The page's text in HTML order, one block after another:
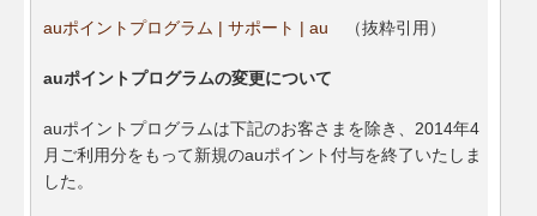
auポイントプログラム | サポート | au （抜粋引用）
auポイントプログラムの変更について
auポイントプログラムは下記のお客さまを除き、2014年4
月ご利用分をもって新規のauポイント付与を終了いたしま
した。